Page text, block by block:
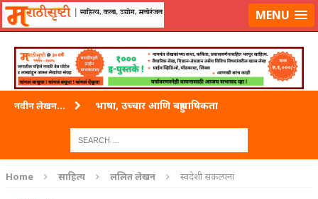
लॉग-इन करा|लेखक नोंदणी कराMENU
नवीन लेखन... भाषा, उच्चार आणि बहुभाषिकता
ताम्र – एक अफलातून धातू (COPPER)
Home साहित्य ललित लेखन स्वदेशी संकल्पना